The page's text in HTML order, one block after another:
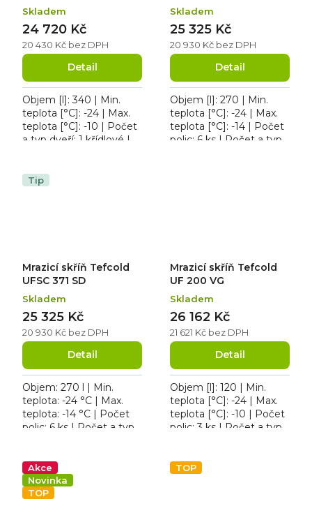
Skladem
20 430 Kč bez DPH
24 720 Kč
Detail
Objem [l]: 340 | Min.
teplota [°C]: -24 | Max.
teplota [°C]: -10 | Počet
a typ dveří: 1 křídlové |
roční...
Skladem
20 930 Kč bez DPH
25 325 Kč
Detail
Objem [l]: 270 | Min.
teplota [°C]: -24 | Max.
teplota [°C]: -14 | Počet
polic: 6 ks | Počet a typ
Tip
Mrazicí skříň Tefcold
UFSC 371 SD
Skladem
20 930 Kč bez DPH
25 325 Kč
Detail
Objem: 270 l | Min.
teplota: -24 °C | Max.
teplota: -14 °C | Počet
polic: 6 ks | Počet a typ
osvětlení ne,...
Mrazicí skříň Tefcold
UF 200 VG
Skladem
21 621 Kč bez DPH
26 162 Kč
Detail
Objem [l]: 120 | Min.
teplota [°C]: -24 | Max.
teplota [°C]: -10 | Počet
polic: 3 ks | Počet a typ
VG,...
Akce
Novinka
TOP
TOP